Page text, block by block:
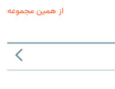
از همین مجموعه